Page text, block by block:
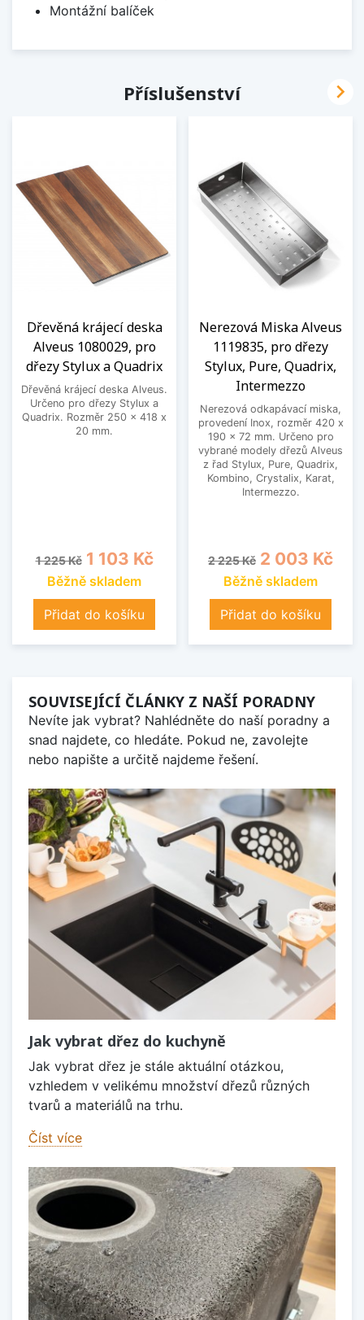
Montážní balíček
Příslušenství
Dřevěná krájecí deska
Alveus 1080029, pro
dřezy Stylux a Quadrix
Dřevěná krájecí deska Alveus.
Určeno pro dřezy Stylux a
Quadrix. Rozměr 250 x 418 x
20 mm.
Běžná cena
1 225 Kč Cena
1 103 Kč
Běžně skladem
Přidat do košíku
Nerezová Miska Alveus
1119835, pro dřezy
Stylux, Pure, Quadrix,
Intermezzo
Nerezová odkapávací miska,
provedení Inox, rozměr 420 x
190 x 72 mm. Určeno pro
vybrané modely dřezů Alveus
z řad Stylux, Pure, Quadrix,
Kombino, Crystalix, Karat,
Intermezzo.
Běžná cena
2 225 Kč Cena
2 003 Kč
Běžně skladem
Přidat do košíku

SOUVISEJÍCÍ ČLÁNKY Z NAŠÍ PORADNY
Nevíte jak vybrat? Nahlédněte do naší poradny a
snad najdete, co hledáte. Pokud ne, zavolejte
nebo napište a určitě najdeme řešení.
Jak vybrat dřez do kuchyně
Jak vybrat dřez je stále aktuální otázkou,
vzhledem v velikému množství dřezů různých
tvarů a materiálů na trhu.
Číst více